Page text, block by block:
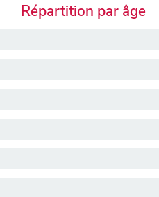
Répartition par âge